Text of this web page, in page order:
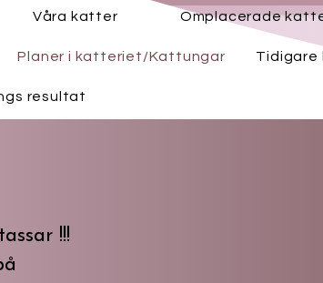
Våra katter Omplacerade
Planer i katteriet/Kattungar Tidigare
resultat
!!!